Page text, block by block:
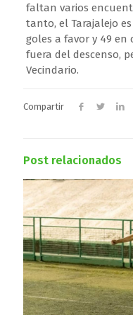
faltan varios
tanto, el Tarajalejo
goles a favor y 49 en
fuera del descenso,
Vecindario.
Compartir
Post relacionados